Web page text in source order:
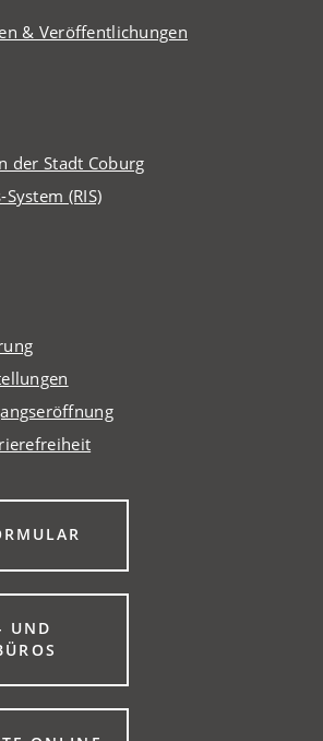
& Veröffentlichungen
der Stadt Coburg
(RIS)
UND